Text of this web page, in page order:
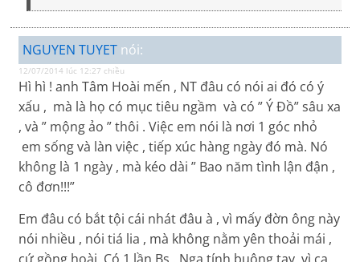
NGUYEN TUYET nói:
12/07/2014 lúc 12:27 chiều
Hì hì ! anh Tâm Hoài mến , NT đâu có nói ai đó có ý
xấu , mà là họ có mục tiêu ngầm và có ” Ý Đồ” sâu xa
, và ” mộng ảo ” thôi . Việc em nói là nơi 1 góc nhỏ
em sống và làn việc , tiếp xúc hàng ngày đó mà. Nó
không là 1 ngày , mà kéo dài ” Bao năm tình lận đận ,
cô đơn!!!”
Em đâu có bắt tội cái nhát đâu à , vì mấy đờn ông này
nói nhiều , nói tiá lia , mà không nằm yên thoải mái ,